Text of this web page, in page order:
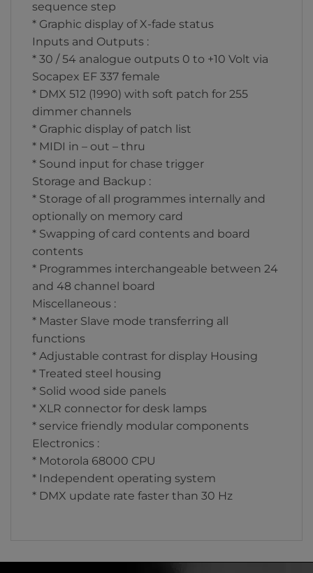
sequence step
* Graphic display of X-fade status
Inputs and Outputs :
* 30 / 54 analogue outputs 0 to +10 Volt via
Socapex EF 337 female
* DMX 512 (1990) with soft patch for 255
dimmer channels
* Graphic display of patch list
* MIDI in – out – thru
* Sound input for chase trigger
Storage and Backup :
* Storage of all programmes internally and
optionally on memory card
* Swapping of card contents and board
contents
* Programmes interchangeable between 24
and 48 channel board
Miscellaneous :
* Master Slave mode transferring all
functions
* Adjustable contrast for display Housing
* Treated steel housing
* Solid wood side panels
* XLR connector for desk lamps
* service friendly modular components
Electronics :
* Motorola 68000 CPU
* Independent operating system
* DMX update rate faster than 30 Hz